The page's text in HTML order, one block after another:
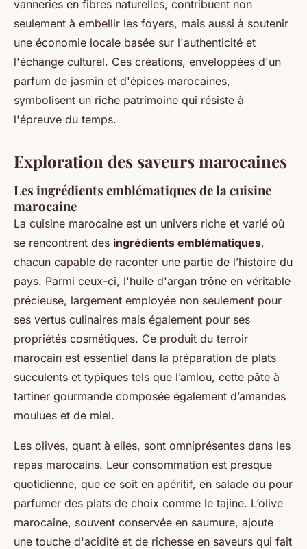
vanneries en fibres naturelles, contribuent non
seulement à embellir les foyers, mais aussi à soutenir
une économie locale basée sur l'authenticité et
l'échange culturel. Ces créations, enveloppées d'un
parfum de jasmin et d'épices marocaines,
symbolisent un riche patrimoine qui résiste à
l'épreuve du temps.
Exploration des saveurs marocaines
Les ingrédients emblématiques de la cuisine
marocaine
La cuisine marocaine est un univers riche et varié où
se rencontrent des ingrédients emblématiques,
chacun capable de raconter une partie de l’histoire du
pays. Parmi ceux-ci, l'huile d'argan trône en véritable
précieuse, largement employée non seulement pour
ses vertus culinaires mais également pour ses
propriétés cosmétiques. Ce produit du terroir
marocain est essentiel dans la préparation de plats
succulents et typiques tels que l’amlou, cette pâte à
tartiner gourmande composée également d’amandes
moulues et de miel.
Les olives, quant à elles, sont omniprésentes dans les
repas marocains. Leur consommation est presque
quotidienne, que ce soit en apéritif, en salade ou pour
parfumer des plats de choix comme le tajine. L’olive
marocaine, souvent conservée en saumure, ajoute
une touche d'acidité et de richesse en saveurs qui fait